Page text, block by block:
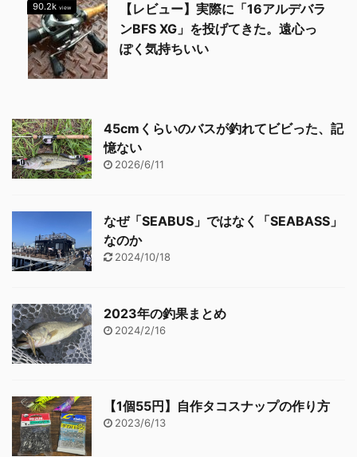
90.2k view
【レビュー】実際に「16アルデバラ
ンBFS XG」を投げてきた。遠心っ
ぽく気持ちいい
45cmくらいのバスが釣れてビビった、記
憶ない
2026/6/11
なぜ「SEABUS」ではなく「SEABASS」
なのか
2024/10/18
2023年の釣果まとめ
2024/2/16
【1個55円】自作タコスナップの作り方
2023/6/13